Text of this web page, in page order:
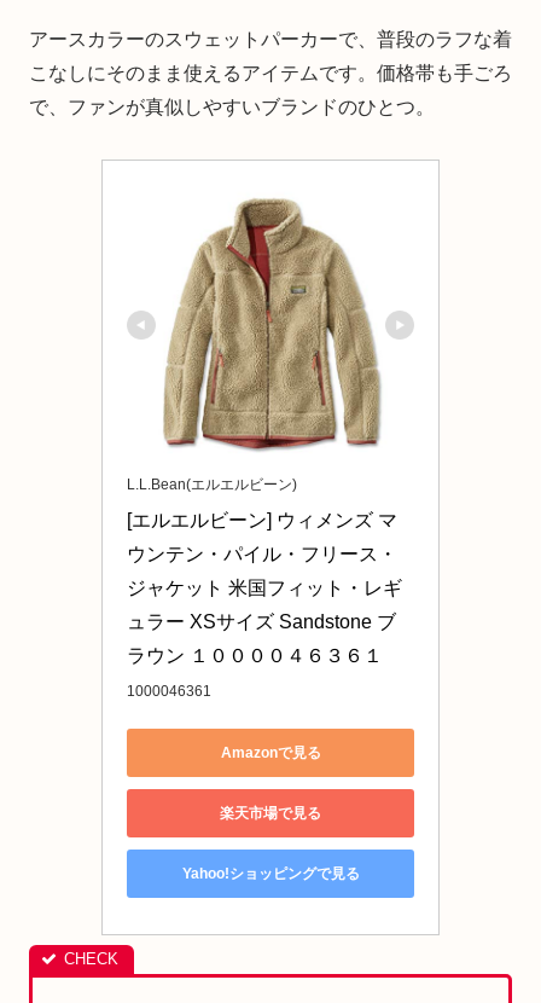
アースカラーのスウェットパーカーで、普段のラフな着
こなしにそのまま使えるアイテムです。価格帯も手ごろ
で、ファンが真似しやすいブランドのひとつ。
L.L.Bean(エルエルビーン)
[エルエルビーン] ウィメンズ マ
ウンテン・パイル・フリース・
ジャケット 米国フィット・レギ
ュラー XSサイズ Sandstone ブ
ラウン １００００４６３６１
1000046361
Amazonで見る
楽天市場で見る
Yahoo!ショッピングで見る